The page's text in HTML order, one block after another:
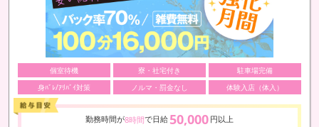
個室待機 寮・社宅付き
駐車場完備
身ﾊﾞﾚ/ｱﾘﾊﾞｲ対策
ノルマ・罰金なし 体験入店（体入）
勤務時間が8時間で日給 50,000 円以上